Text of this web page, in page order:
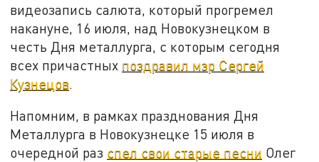
видеозапись салюта, который прогремел
накануне, 16 июля, над Новокузнецком в
честь Дня металлурга, с которым сегодня
всех причастных поздравил мэр Сергей
Кузнецов.
Напомним, в рамках празднования Дня
Металлурга в Новокузнецке 15 июля в
очередной раз спел свои старые песни Олег